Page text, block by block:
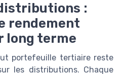
:
rendement
long terme
portefeuille tertiaire reste
les distributions. Chaque